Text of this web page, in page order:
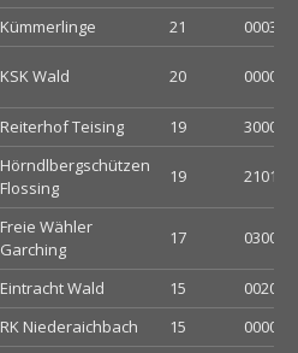
Kümmerlinge 21
KSK Wald 20
Reiterhof Teising 19
Hörndlbergschützen
Flossing
19
Freie Wähler
Garching
17
Eintracht Wald 15
RK Niederaichbach 15